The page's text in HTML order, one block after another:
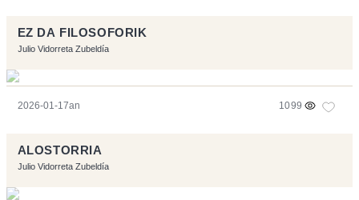
EZ DA FILOSOFORIK
Julio Vidorreta Zubeldía
2026-01-17an 1099
ALOSTORRIA
Julio Vidorreta Zubeldía